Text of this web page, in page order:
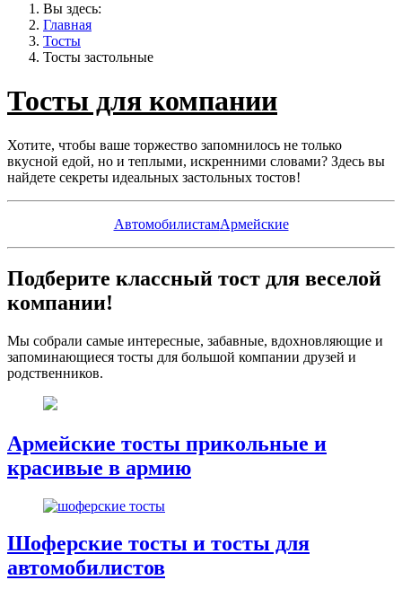
Вы здесь:
Главная
Тосты
Тосты застольные
Тосты для компании
Хотите, чтобы ваше торжество запомнилось не только
вкусной едой, но и теплыми, искренними словами? Здесь вы
найдете секреты идеальных застольных тостов!
АвтомобилистамАрмейские
Подберите классный тост для веселой
компании!
Мы собрали самые интересные, забавные, вдохновляющие и
запоминающиеся тосты для большой компании друзей и
родственников.
Армейские тосты прикольные и
красивые в армию
Шоферские тосты и тосты для
автомобилистов